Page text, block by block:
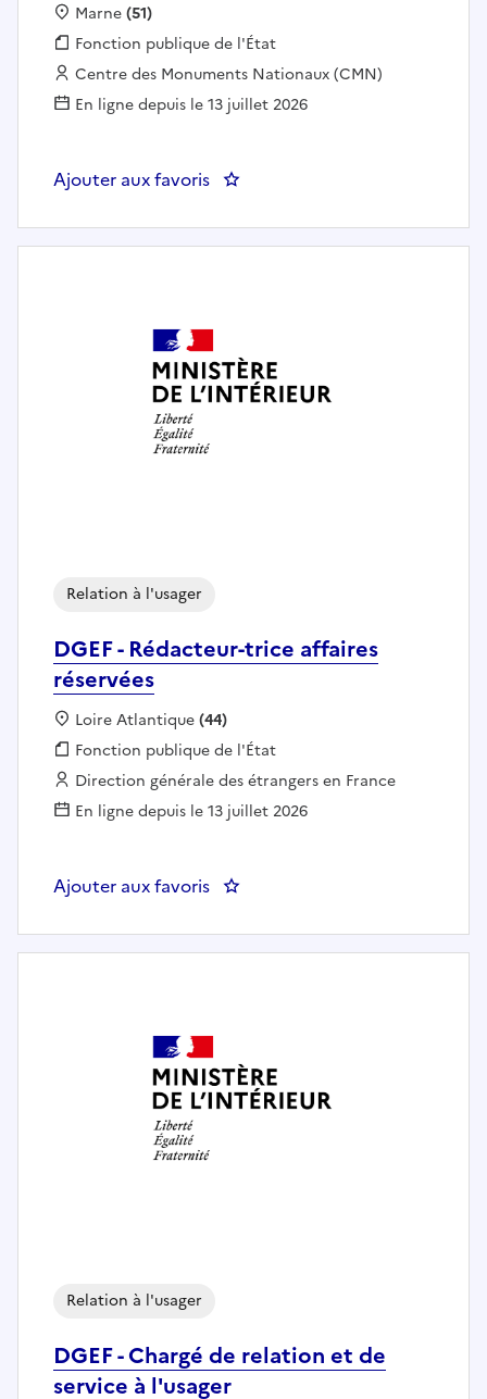
Localisation :
Marne(51)
Fonction publique :
Fonction publique de l'État
Employeur :
Centre des Monuments Nationaux (CMN)
En ligne depuis le 13 juillet 2026
Ajouter aux favoris : Responsable accueil-
DGEF - Rédacteur-trice affaires
réservées
Relation à l'usager
Localisation :
Loire Atlantique(44)
Fonction publique :
Fonction publique de l'État
Employeur :
Direction générale des étrangers en France
En ligne depuis le 13 juillet 2026
Ajouter aux favoris : DGEF - Rédacteur-trice affaires
DGEF - Chargé de relation et de
service à l'usager
Relation à l'usager